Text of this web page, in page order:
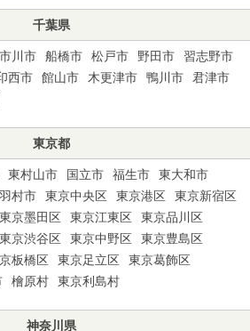
千葉県
市川市 船橋市 松戸市 野田市
習志野市
西市 館山市 木更津市 鴨川市
君津市
東京都
東村山市 国立市 福生市
東大和市
羽村市 東京中央区 東京港区
東京新宿区
東京墨田区 東京江東区
東京品川区
東京渋谷区 東京中野区
東京豊島区
板橋区 東京足立区
東京葛飾区
檜原村 東京利島村
神奈川県